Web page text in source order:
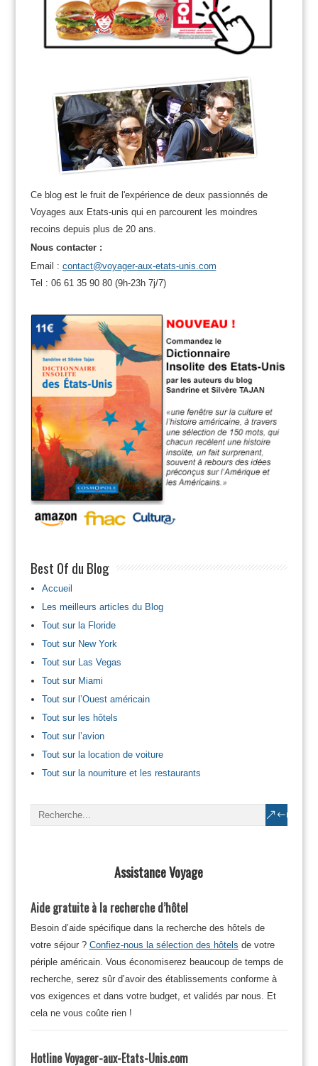
Ce blog est le fruit de l'expérience de deux passionnés de
Voyages aux Etats-unis qui en parcourent les moindres
recoins depuis plus de 20 ans.
Nous contacter :
Email : contact@voyager-aux-etats-unis.com
Tel : 06 61 35 90 80 (9h-23h 7j/7)
Best Of du Blog
Accueil
Les meilleurs articles du Blog
Tout sur la Floride
Tout sur New York
Tout sur Las Vegas
Tout sur Miami
Tout sur l’Ouest américain
Tout sur les hôtels
Tout sur l’avion
Tout sur la location de voiture
Tout sur la nourriture et les restaurants
Assistance Voyage
Aide gratuite à la recherche d’hôtel
Besoin d’aide spécifique dans la recherche des hôtels de
votre séjour ? Confiez-nous la sélection des hôtels de votre
périple américain. Vous économiserez beaucoup de temps de
recherche, serez sûr d’avoir des établissements conforme à
vos exigences et dans votre budget, et validés par nous. Et
cela ne vous coûte rien !
Hotline Voyager-aux-Etats-Unis.com